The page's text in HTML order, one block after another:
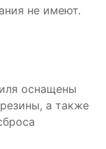
не имеют.
оснащены
а также